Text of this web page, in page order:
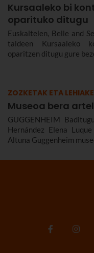
Kursaaleko bi
oparituko ditugu
Euskaltelen, Belle and
taldeen Kursaaleko
oparitzen ditugu gure
ZOZKETAK ETA
Museoa bera
GUGGENHEIM
Hernández Elena
Altuna Guggenheim